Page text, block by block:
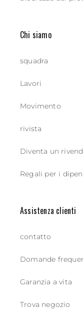
Chi siamo
squadra
Lavori
Movimento
rivista
Diventa un
Regali per i
Assistenza clienti
contatto
Domande
Garanzia a vita
Trova negozio